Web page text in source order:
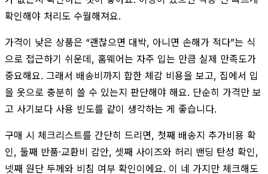
확인해야 처리도 수월해져요.
가격이 낮은 상품은 “괜찮으면 대박, 아니면 손해가 적다”는 식
으로 접근하기 쉬운데, 홈웨어는 자주 입는 만큼 실제 만족도가
중요해요. 그래서 배송비까지 합한 체감 비용을 보고, 집에서 입
을 옷으로 충분히 쓸 수 있는지 판단해야 해요. 단순히 가격만 보
고 사기보다 사용 빈도를 같이 생각하는 게 좋습니다.
구매 시 체크리스트를 간단히 드리면, 첫째 배송지 추가비용 확
인, 둘째 반품·교환비 감안, 셋째 사이즈와 허리 밴딩 탄성 확인,
넷째 원단 두께와 비침 여부 확인이에요. 이 네 가지만 체크해도